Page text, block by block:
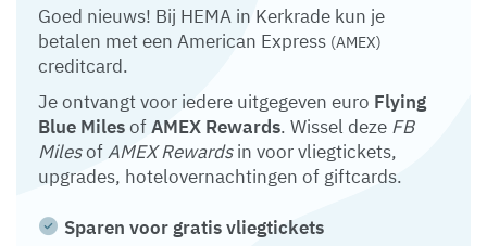
Goed nieuws! Bij HEMA in Kerkrade kun je
betalen met een American Express (AMEX)
creditcard.
Je ontvangt voor iedere uitgegeven euro Flying
Blue MilesofAMEX Rewards. Wissel deze FB
MilesofAMEX Rewardsin voor vliegtickets,
upgrades, hotelovernachtingen of giftcards.
Sparen voor gratis vliegtickets